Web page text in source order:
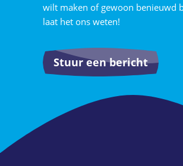
wilt maken of gewoon benieuwd
laat het ons weten!
Stuur een bericht